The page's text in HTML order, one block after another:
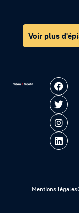
Voir plus
Mentions légales